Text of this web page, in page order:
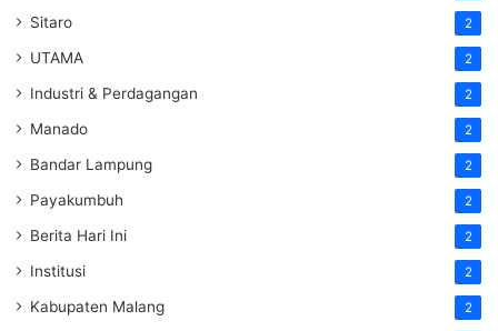
Sitaro 2
UTAMA 2
Industri & Perdagangan 2
Manado 2
Bandar Lampung 2
Payakumbuh 2
Berita Hari Ini 2
Institusi 2
Kabupaten Malang 2